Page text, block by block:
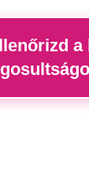
a